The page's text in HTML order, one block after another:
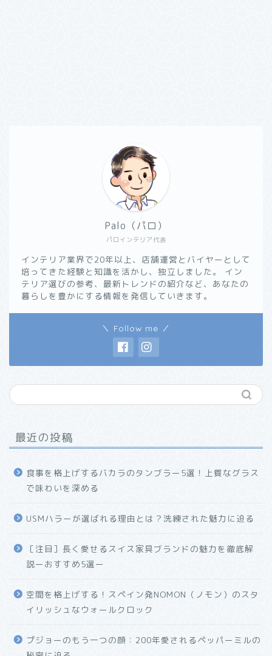
パロインテリア代表
Palo（パロ）
インテリア業界で20年以上、店舗運営とバイヤーとして
培ってきた経験と知識を活かし、独立しました。 イン
テリア選びの参考、最新トレンドの紹介など、あなたの
暮らしを豊かにする情報を発信していきます。
＼ Follow me ／
最近の投稿
食事を格上げするバカラのタンブラー5選！上質なグラス
で味わいを深める
USMハラーが選ばれる理由とは？洗練された魅力に迫る
［注目］長く愛せるスイス家具ブランドの魅力を徹底解
説ーおすすめ5選ー
空間を格上げする！スペイン発NOMON（ノモン）のスタ
イリッシュなウォールクロック
プジョーのもう一つの顔：200年愛されるペッパーミルの